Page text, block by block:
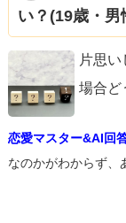
い？(19歳・男
片思
場合ど
恋愛マスター&AI回
なのかがわからず、